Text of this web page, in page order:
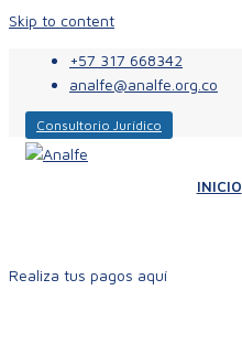
Skip to content
+57 317 668342
analfe@analfe.org.co
Consultorio Jurídico
INICIO
Realiza tus pagos aquí